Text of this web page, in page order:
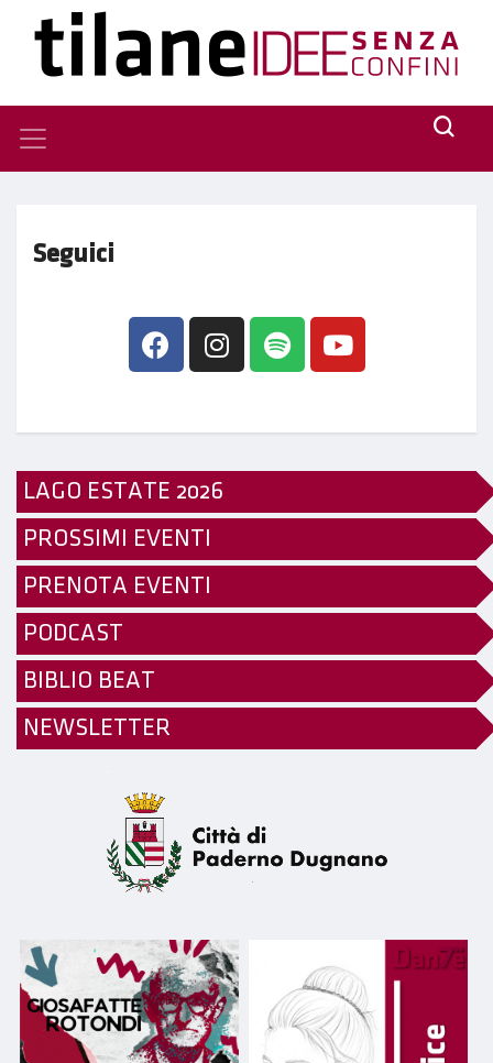
Seguici
LAGO ESTATE 2026
PROSSIMI EVENTI
PRENOTA EVENTI
PODCAST
BIBLIO BEAT
NEWSLETTER